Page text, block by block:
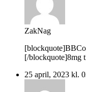
ZakNag
[/blockquote]8mg
25 april, 2023 kl.